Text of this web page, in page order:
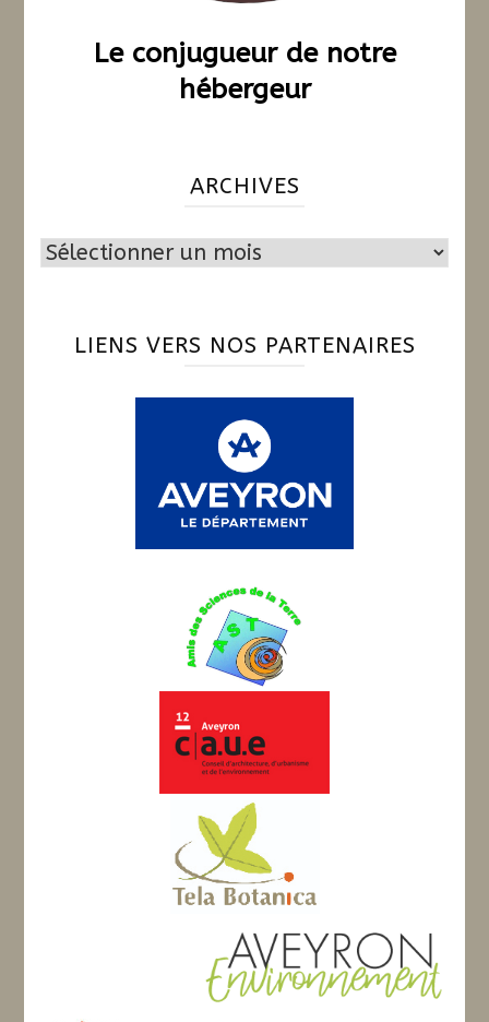
Le conjugueur de notre
hébergeur
ARCHIVES
Archives
LIENS VERS NOS PARTENAIRES